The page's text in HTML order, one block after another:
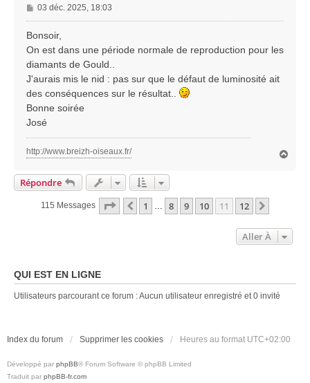
M
e
a
g
e
03 déc. 2025, 18:03
Bonsoir,
On est dans une période normale de reproduction pour les
diamants de Gould..
J'aurais mis le nid : pas sur que le défaut de luminosité ait
des conséquences sur le résultat..
Bonne soirée
José
http://www.breizh-oiseaux.fr/
Répondre
115 Messages Page 11 12
Précédente
1 8 9 10 11 12
Aller À
QUI EST EN LIGNE
Utilisateurs parcourant ce forum : Aucun utilisateur enregistré et 0 invité
Index du forum Supprimer les cookies Heures au format UTC+02:00
Développé par phpBB® Forum Software © phpBB Limited
Traduit par phpBB-fr.com